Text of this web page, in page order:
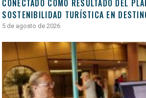
CONECTADO COMO RESULTADO DEL
SOSTENIBILIDAD TURÍSTICA EN
5 de agosto de 2026